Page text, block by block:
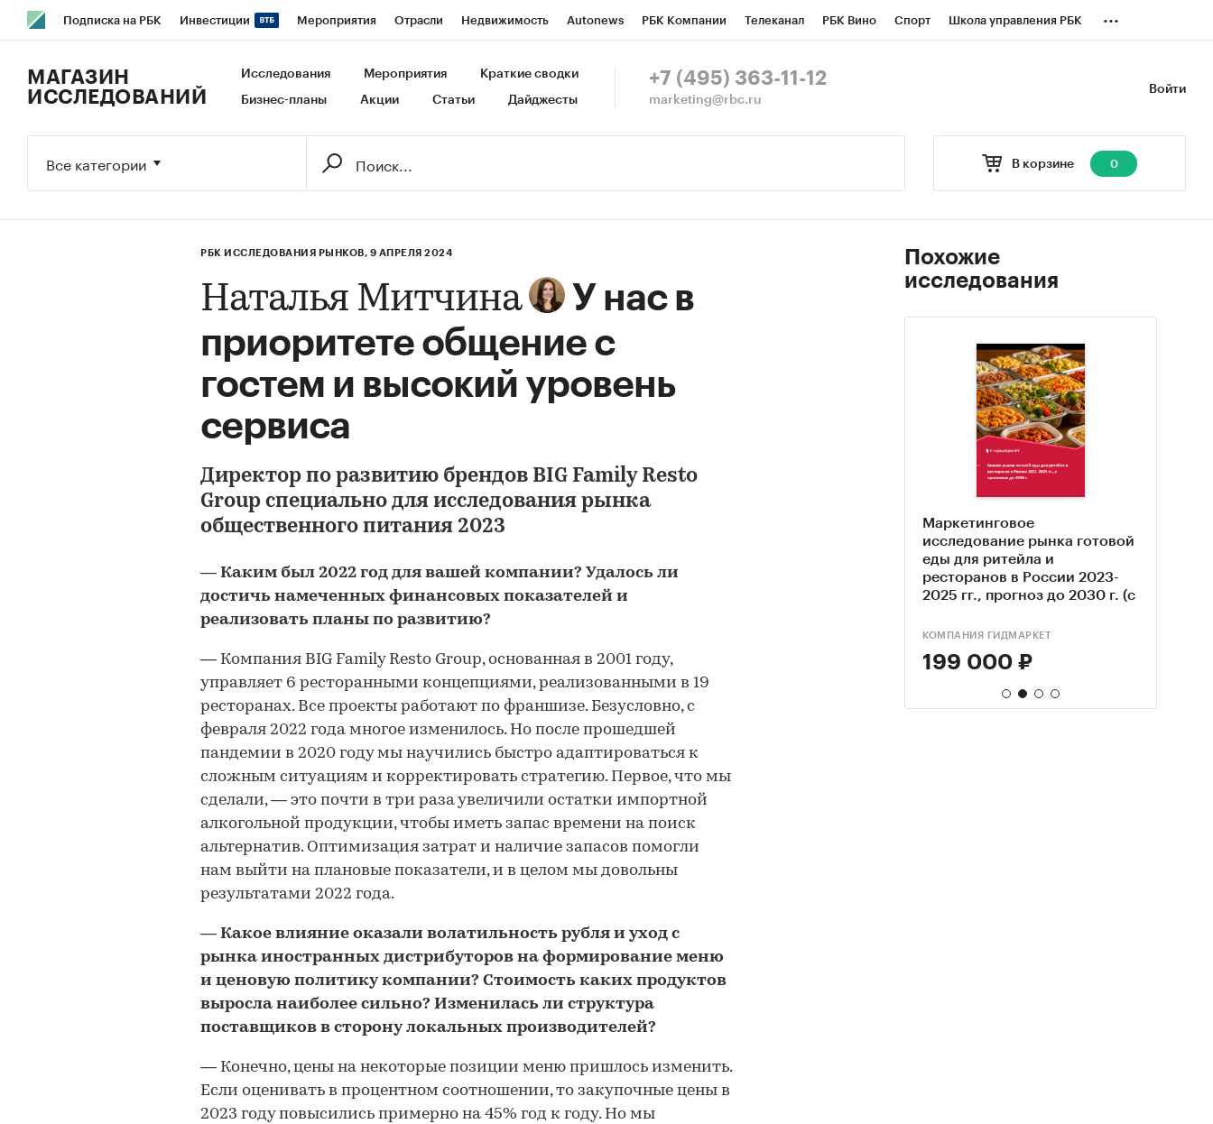
Подписка на РБК Инвестиции Мероприятия Отрасли Недвижимость Autonews РБК Компании Телеканал РБК Вино Спорт Школа управления РБК
Исследования Кредитные рейтинги Франшизы Газета Спецпроекты СПб Конференции СПб Спецпроекты
...
Войти
МАГАЗИН
ИССЛЕДОВАНИЙ
Исследования Мероприятия Краткие сводки
Бизнес-планы Акции Статьи Дайджесты
+7 (495) 363-11-12
marketing@rbc.ru
В корзине 0
Все категории
РБК ИССЛЕДОВАНИЯ РЫНКОВ, 9 АПРЕЛЯ 2024
Наталья Митчина
У нас в
приоритете общение с
гостем и высокий уровень
сервиса
Директор по развитию брендов BIG Family Resto
Group специально для исследования рынка
общественного питания 2023
— Каким был 2022 год для вашей компании? Удалось ли
достичь намеченных финансовых показателей и
реализовать планы по развитию?
— Компания BIG Family Resto Group, основанная в 2001 году,
управляет 6 ресторанными концепциями, реализованными в 19
ресторанах. Все проекты работают по франшизе. Безусловно, с
февраля 2022 года многое изменилось. Но после прошедшей
пандемии в 2020 году мы научились быстро адаптироваться к
сложным ситуациям и корректировать стратегию. Первое, что мы
сделали,— это почти в три раза увеличили остатки импортной
алкогольной продукции, чтобы иметь запас времени на поиск
альтернатив. Оптимизация затрат и наличие запасов помогли
нам выйти на плановые показатели, и в целом мы довольны
результатами 2022 года.
— Какое влияние оказали волатильность рубля и уход с
рынка иностранных дистрибуторов на формирование меню
и ценовую политику компании? Стоимость каких продуктов
выросла наиболее сильно? Изменилась ли структура
поставщиков в сторону локальных производителей?
— Конечно, цены на некоторые позиции меню пришлось изменить.
Если оценивать в процентном соотношении, то закупочные цены в
2023 году повысились примерно на 45% год к году. Но мы
Похожие
исследования
России в 2021-2025 гг,
134 400 ₽
Маркетинговое
исследование рынка готовой
еды для ритейла и
ресторанов в России 2023-
2025 гг., прогноз до 2030 г. (с
КОМПАНИЯ ГИДМАРКЕТ
199 000 ₽